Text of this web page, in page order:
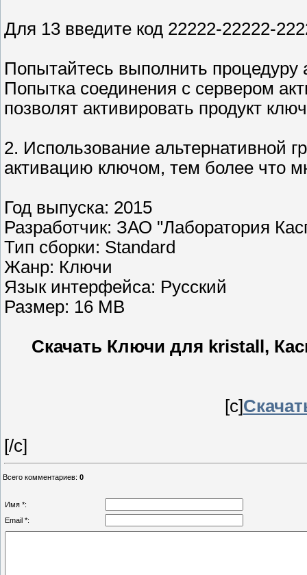
Для 13 введите код 22222-22222-
Попытайтесь выполнить процедуру
Попытка соединения с сервером
позволят активировать продукт
2. Использование альтернативной
активацию ключом, тем более что
Год выпуска: 2015
Разработчик: ЗАО "Лаборатория
Тип сборки: Standard
Жанр: Ключи
Язык интерфейса: Русский
Размер: 16 MB
Скачать Ключи для kristall,
[c]
[/c]
Всего комментариев: 0
Имя *:
Email *: